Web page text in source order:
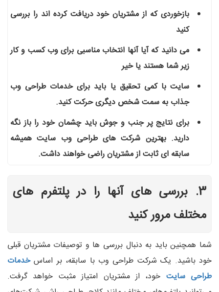
بازخوردی که از مشتریان خود دریافت کرده اند را بررسی
کنید
می دانید که آیا آنها انتخاب مناسبی برای وب کسب و کار
زیر شما هستند یا خیر
سایت با کمی تحقیق یا باید برای خدمات طراحی وب
جذاب به سمت شخص دیگری حرکت کنید.
برای نتایج پر جنب و جوش باید چشمان خود را باز نگه
دارید. بهترین شرکت های طراحی وب سایت همیشه
سابقه ای ثابت از مشتریان راضی خواهند داشت.
3. بررسی های آنها را در پلتفرم های
مختلف مرور کنید
شما همچنین باید به دنبال بررسی ها و توصیفات مشتریان قبلی
خود باشید. یک شرکت طراحی وب با سابقه، بر اساسخدمات
طراحی سایت خود، از مشتریان امتیاز مثبت خواهد گرفت.